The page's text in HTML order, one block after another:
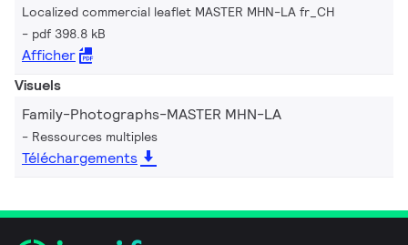
Localized commercial leaflet MASTER MHN-LA fr_CH
pdf 398.8 kB
Afficher
Visuels
Family-Photographs-MASTER MHN-LA
Ressources multiples
Téléchargements